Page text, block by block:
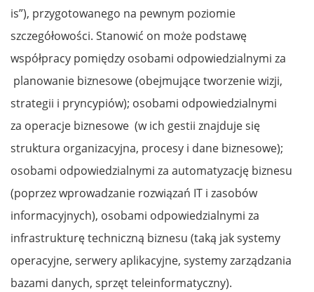
is”), przygotowanego na pewnym poziomie
szczegółowości. Stanowić on może podstawę
współpracy pomiędzy osobami odpowiedzialnymi za
planowanie biznesowe (obejmujące tworzenie wizji,
strategii i pryncypiów); osobami odpowiedzialnymi
za operacje biznesowe (w ich gestii znajduje się
struktura organizacyjna, procesy i dane biznesowe);
osobami odpowiedzialnymi za automatyzację biznesu
(poprzez wprowadzanie rozwiązań IT i zasobów
informacyjnych), osobami odpowiedzialnymi za
infrastrukturę techniczną biznesu (taką jak systemy
operacyjne, serwery aplikacyjne, systemy zarządzania
bazami danych, sprzęt teleinformatyczny).